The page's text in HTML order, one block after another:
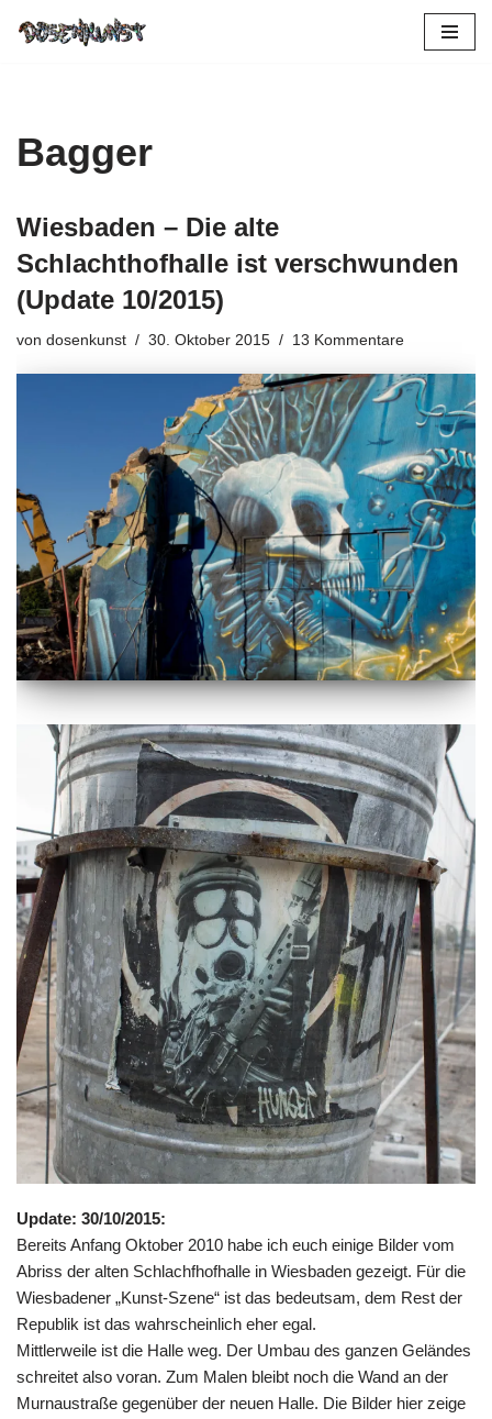
Bagger
Wiesbaden – Die alte
Schlachthofhalle ist verschwunden
(Update 10/2015)
von dosenkunst 30. Oktober 2015 13 Kommentare
Update: 30/10/2015:
Bereits Anfang Oktober 2010 habe ich euch einige Bilder vom
Abriss der alten Schlachfhofhalle in Wiesbaden gezeigt. Für die
Wiesbadener „Kunst-Szene“ ist das bedeutsam, dem Rest der
Republik ist das wahrscheinlich eher egal.
Mittlerweile ist die Halle weg. Der Umbau des ganzen Geländes
schreitet also voran. Zum Malen bleibt noch die Wand an der
Murnaustraße gegenüber der neuen Halle. Die Bilder hier zeige